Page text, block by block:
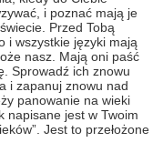
i poznać mają je
Przed Tobą
i wszystkie języki mają
nasz. Mają oni paść
Sprowadź ich znowu
i zapanuj znowu nad
panowanie na wieki
napisane jest w Twoim
Jest to przełożone